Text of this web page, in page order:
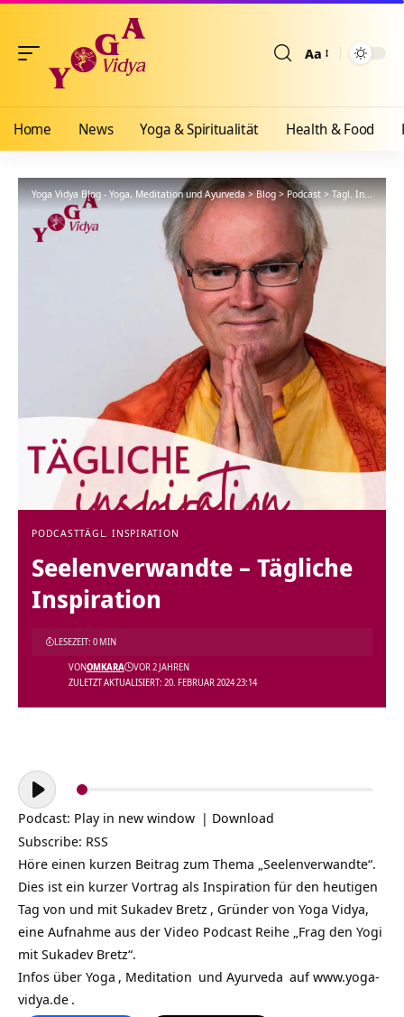
Aa
Home News Yoga & Spiritualität Health & Food
Yoga Vidya Blog - Yoga, Meditation und Ayurveda>Blog>Podcast>Tägl. Inspiration
PODCASTTÄGL. INSPIRATION
Seelenverwandte – Tägliche
Inspiration
ZULETZT AKTUALISIERT: 20. FEBRUAR 2024 23:14
VONOMKARA VOR 2 JAHREN
LESEZEIT: 0 MIN
Audio-
Player
Podcast: Play in new window | Download
Subscribe: RSS
Höre einen kurzen Beitrag zum Thema „Seelenverwandte“.
Dies ist ein kurzer Vortrag als Inspiration für den heutigen
Tag von und mit Sukadev Bretz , Gründer von Yoga Vidya,
eine Aufnahme aus der Video Podcast Reihe „Frag den Yogi
mit Sukadev Bretz“.
Infos über Yoga , Meditation und Ayurveda aufwww.yoga-
vidya.de .